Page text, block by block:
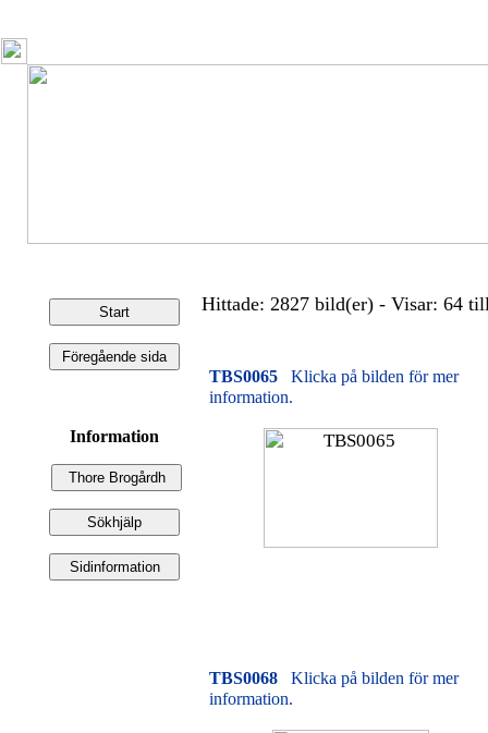
Information
Hittade: 2827 bild(er) - Visar: 64
TBS0065
Klicka på bilden för mer
information.
TBS0068
Klicka på bilden för mer
information.